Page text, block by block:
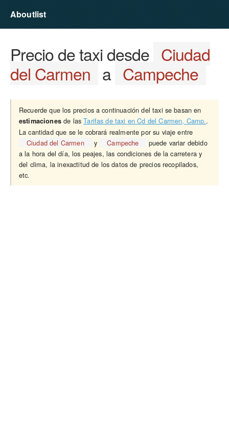
Aboutlist
Precio de taxi desde Ciudad
del Carmen a Campeche
Recuerde que los precios a continuación del taxi se basan en
estimacionesde lasTarifas de taxi en Cd del Carmen, Camp..
La cantidad que se le cobrará realmente por su viaje entre
Ciudad del Carmen
y Campeche
puede variar debido
a la hora del día, los peajes, las condiciones de la carretera y
del clima, la inexactitud de los datos de precios recopilados,
etc.